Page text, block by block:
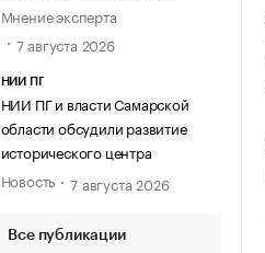
Мнение эксперта
7 августа 2026
НИИ ПГ
НИИ ПГ и власти Самарской
области обсудили развитие
исторического центра
Новость
7 августа 2026
Все публикации